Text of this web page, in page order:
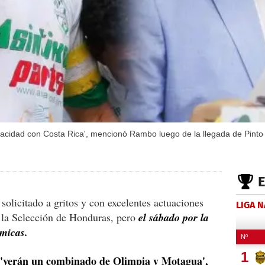
con Costa Rica', mencionó Rambo luego de la llegada de
a gritos y con excelentes actuaciones
Selección de Honduras, pero el sábado por la
un combinado de Olimpia y Motagua',
LIGA